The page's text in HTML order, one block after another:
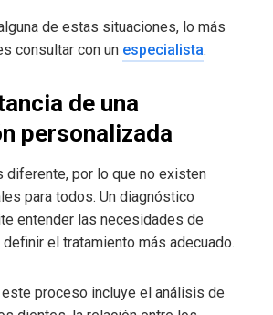
de estas situaciones, lo más
consultar con un especialista.
de una
personalizada
diferente, por lo que no existen
para todos. Un diagnóstico
entender las necesidades de
el tratamiento más adecuado.
este proceso incluye el análisis de